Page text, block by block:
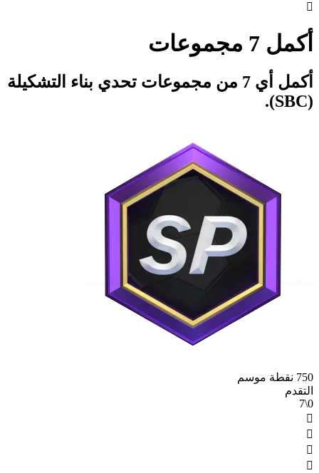

أكمل 7 مجموعات
أكمل أي 7 من مجموعات تحدي بناء التشكيلة
(SBC).
750 نقطة موسم
التقدم
0\7



